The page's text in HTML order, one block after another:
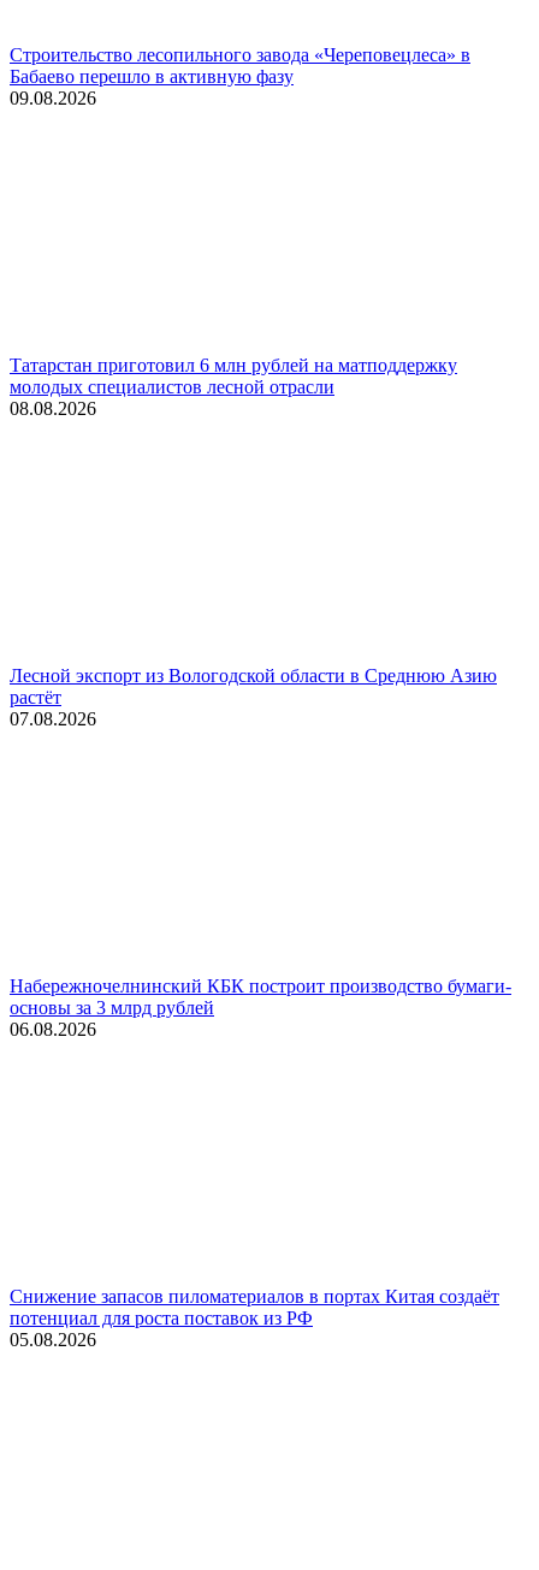
Строительство лесопильного завода «Череповецлеса» в
Бабаево перешло в активную фазу
09.08.2026
Татарстан приготовил 6 млн рублей на матподдержку
молодых специалистов лесной отрасли
08.08.2026
Лесной экспорт из Вологодской области в Среднюю Азию
растёт
07.08.2026
Набережночелнинский КБК построит производство бумаги-
основы за 3 млрд рублей
06.08.2026
Снижение запасов пиломатериалов в портах Китая создаёт
потенциал для роста поставок из РФ
05.08.2026